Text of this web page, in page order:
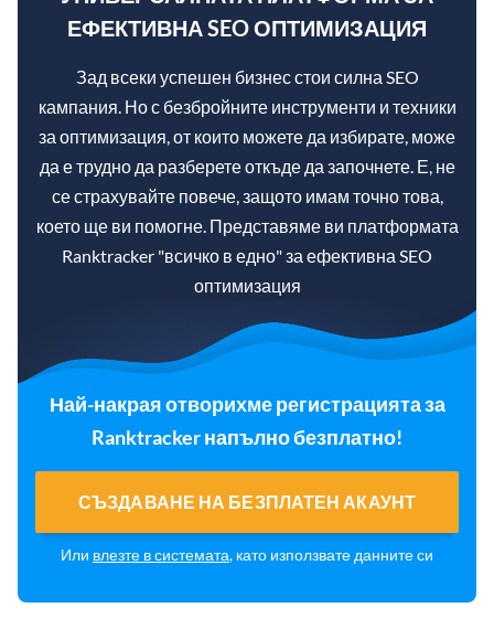
ЕФЕКТИВНА SEO ОПТИМИЗАЦИЯ
Зад всеки успешен бизнес стои силна SEO
кампания. Но с безбройните инструменти и техники
за оптимизация, от които можете да избирате, може
да е трудно да разберете откъде да започнете. Е, не
се страхувайте повече, защото имам точно това,
което ще ви помогне. Представяме ви платформата
Ranktracker "всичко в едно" за ефективна SEO
оптимизация
Най-накрая отворихме регистрацията за
Ranktracker напълно безплатно!
СЪЗДАВАНЕ НА БЕЗПЛАТЕН АКАУНТ
Или влезте в системата, като използвате данните си